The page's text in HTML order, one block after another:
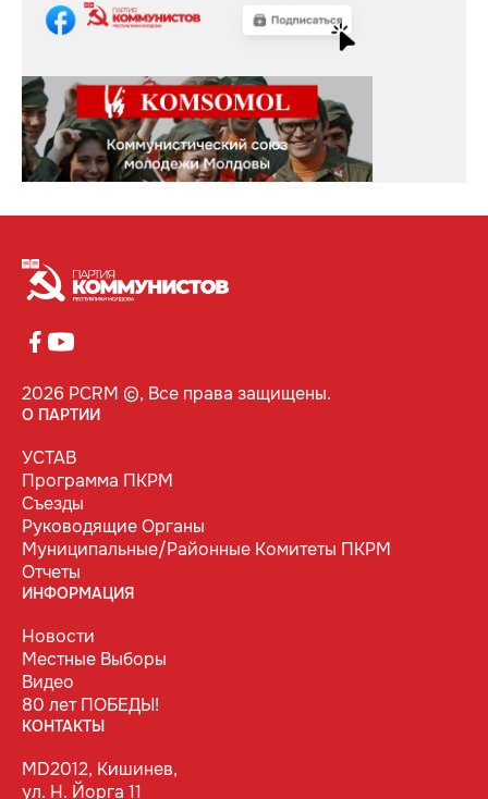
2026 PCRM ©, Все права защищены.
О ПАРТИИ
УСТАВ
Программа ПКРМ
Съезды
Руководящие Органы
Муниципальные/Районные Комитеты ПКРМ
Отчеты
ИНФОРМАЦИЯ
Новости
Местные Выборы
Видео
80 лет ПОБЕДЫ!
КОНТАКТЫ
MD2012, Кишинев,
ул. Н. Йорга 11